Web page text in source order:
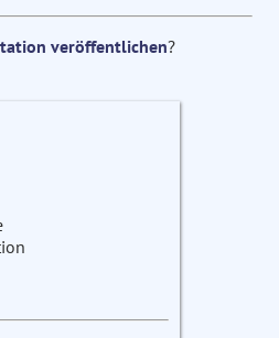
veröffentlichen?